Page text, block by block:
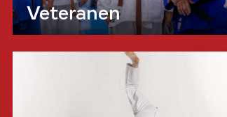
Veteranen